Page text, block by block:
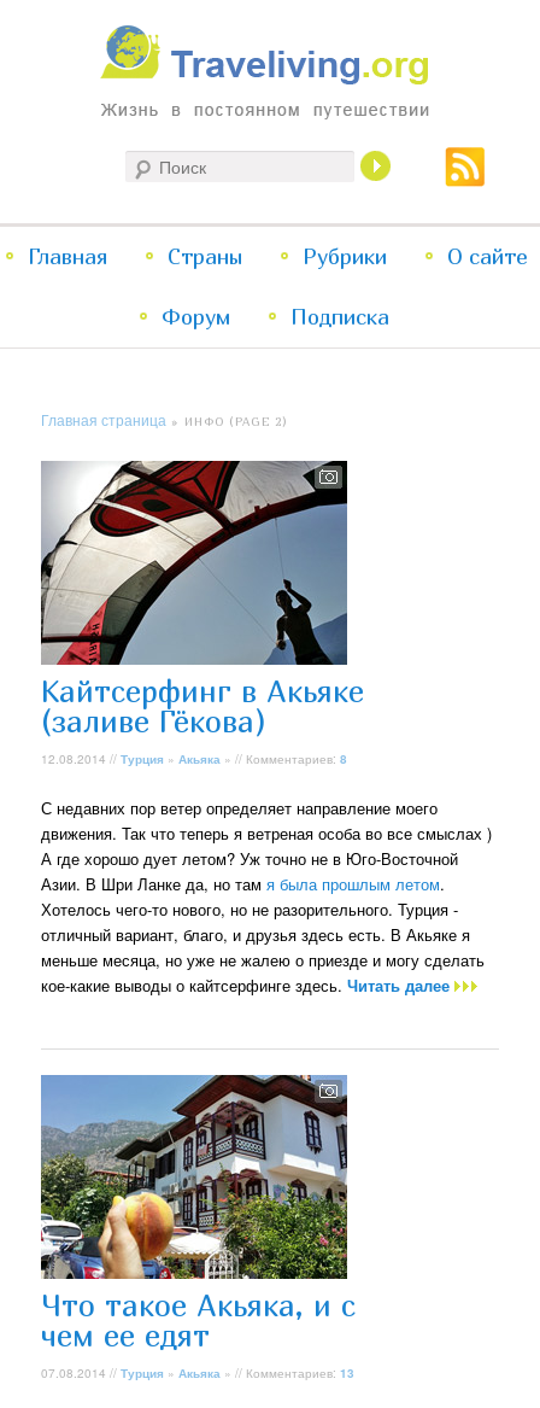
Traveliving
Жизнь в постоянном путешествии
меню
Перейти
к
Перейти
к
Главная Страны Рубрики О сайте
Форум Подписка
Главная страница » ИНФО (PAGE 2)
Кайтсерфинг в Акьяке
(заливе Гёкова)
12.08.2014 //Турция »Акьяка » // Комментариев:8
С недавних пор ветер определяет направление моего
движения. Так что теперь я ветреная особа во все смыслах )
А где хорошо дует летом? Уж точно не в Юго-Восточной
Азии. В Шри Ланке да, но тамя была прошлым летом.
Хотелось чего-то нового, но не разорительного. Турция -
отличный вариант, благо, и друзья здесь есть. В Акьяке я
меньше месяца, но уже не жалею о приезде и могу сделать
кое-какие выводы о кайтсерфинге здесь.Читать далее
Что такое Акьяка, и с
чем ее едят
07.08.2014 //Турция »Акьяка » // Комментариев:13